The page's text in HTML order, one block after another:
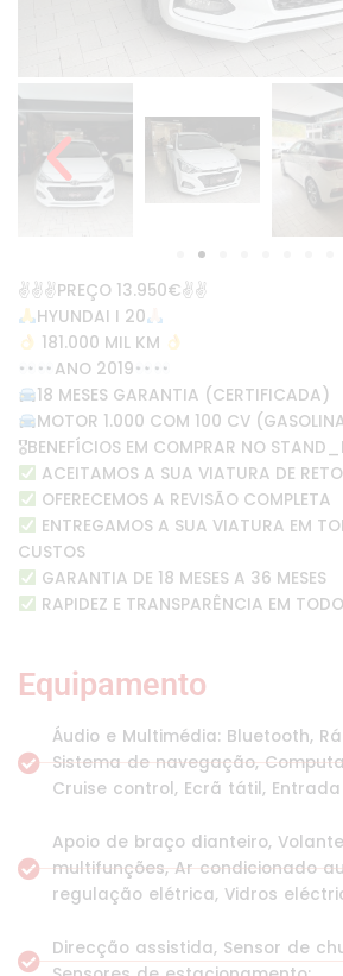
✌️✌️✌️PREÇO 13.950€✌️✌️
HYUNDAI I 20
181.000 MIL KM
ANO 2019
18 MESES GARANTIA (CERTIFICADA)
MOTOR 1.000 COM 100 CV
🎖BENEFÍCIOS EM COMPRAR NO
ACEITAMOS A SUA VIATURA DE
OFERECEMOS A REVISÃO COMPLETA
ENTREGAMOS A SUA VIATURA EM
CUSTOS
GARANTIA DE 18 MESES A 36 MESES
RAPIDEZ E TRANSPARÊNCIA EM
Equipamento
Áudio e Multimédia: Bluetooth,
Sistema de navegação,
Cruise control, Ecrã tátil, Entrada
Apoio de braço dianteiro,
multifunções, Ar condicionado
regulação elétrica, Vidros
Direcção assistida, Sensor de